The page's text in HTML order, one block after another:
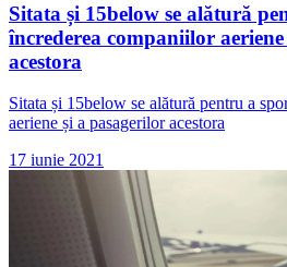
Sitata și 15below se alătură
încrederea companiilor
acestora
Sitata și 15below se alătură pentru a
aeriene și a pasagerilor acestora
17 iunie 2021